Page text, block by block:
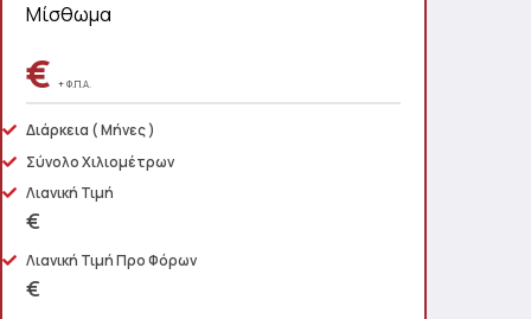
Μίσθωμα
€ + Φ.Π.Α.
Διάρκεια ( Μήνες )
Σύνολο Χιλιομέτρων
Λιανική Τιμή
€
Λιανική Τιμή Προ Φόρων
€